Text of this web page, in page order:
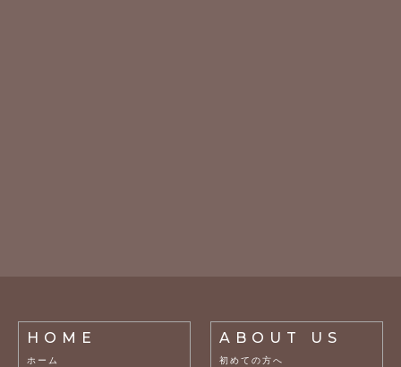
HOME
ホーム
ABOUT US
初めての方へ